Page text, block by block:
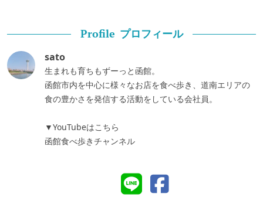
Profile プロフィール
sato
生まれも育ちもずーっと函館。
函館市内を中心に様々なお店を食べ歩き、道南エリアの
食の豊かさを発信する活動をしている会社員。
▼YouTubeはこちら
函館食べ歩きチャンネル